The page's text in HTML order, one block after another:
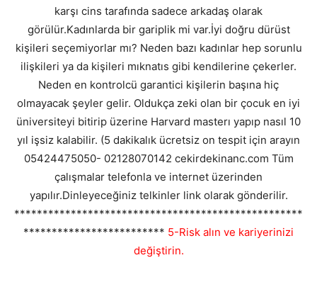
karşı cins tarafında sadece arkadaş olarak
görülür.Kadınlarda bir gariplik mi var.İyi doğru dürüst
kişileri seçemiyorlar mı? Neden bazı kadınlar hep sorunlu
ilişkileri ya da kişileri mıknatıs gibi kendilerine çekerler.
Neden en kontrolcü garantici kişilerin başına hiç
olmayacak şeyler gelir. Oldukça zeki olan bir çocuk en iyi
üniversiteyi bitirip üzerine Harvard masterı yapıp nasıl 10
yıl işsiz kalabilir. (5 dakikalık ücretsiz on tespit için arayın
05424475050- 02128070142 cekirdekinanc.com Tüm
çalışmalar telefonla ve internet üzerinden
yapılır.Dinleyeceğiniz telkinler link olarak gönderilir.
***************************************************
************************* 5-Risk alın ve kariyerinizi
değiştirin.